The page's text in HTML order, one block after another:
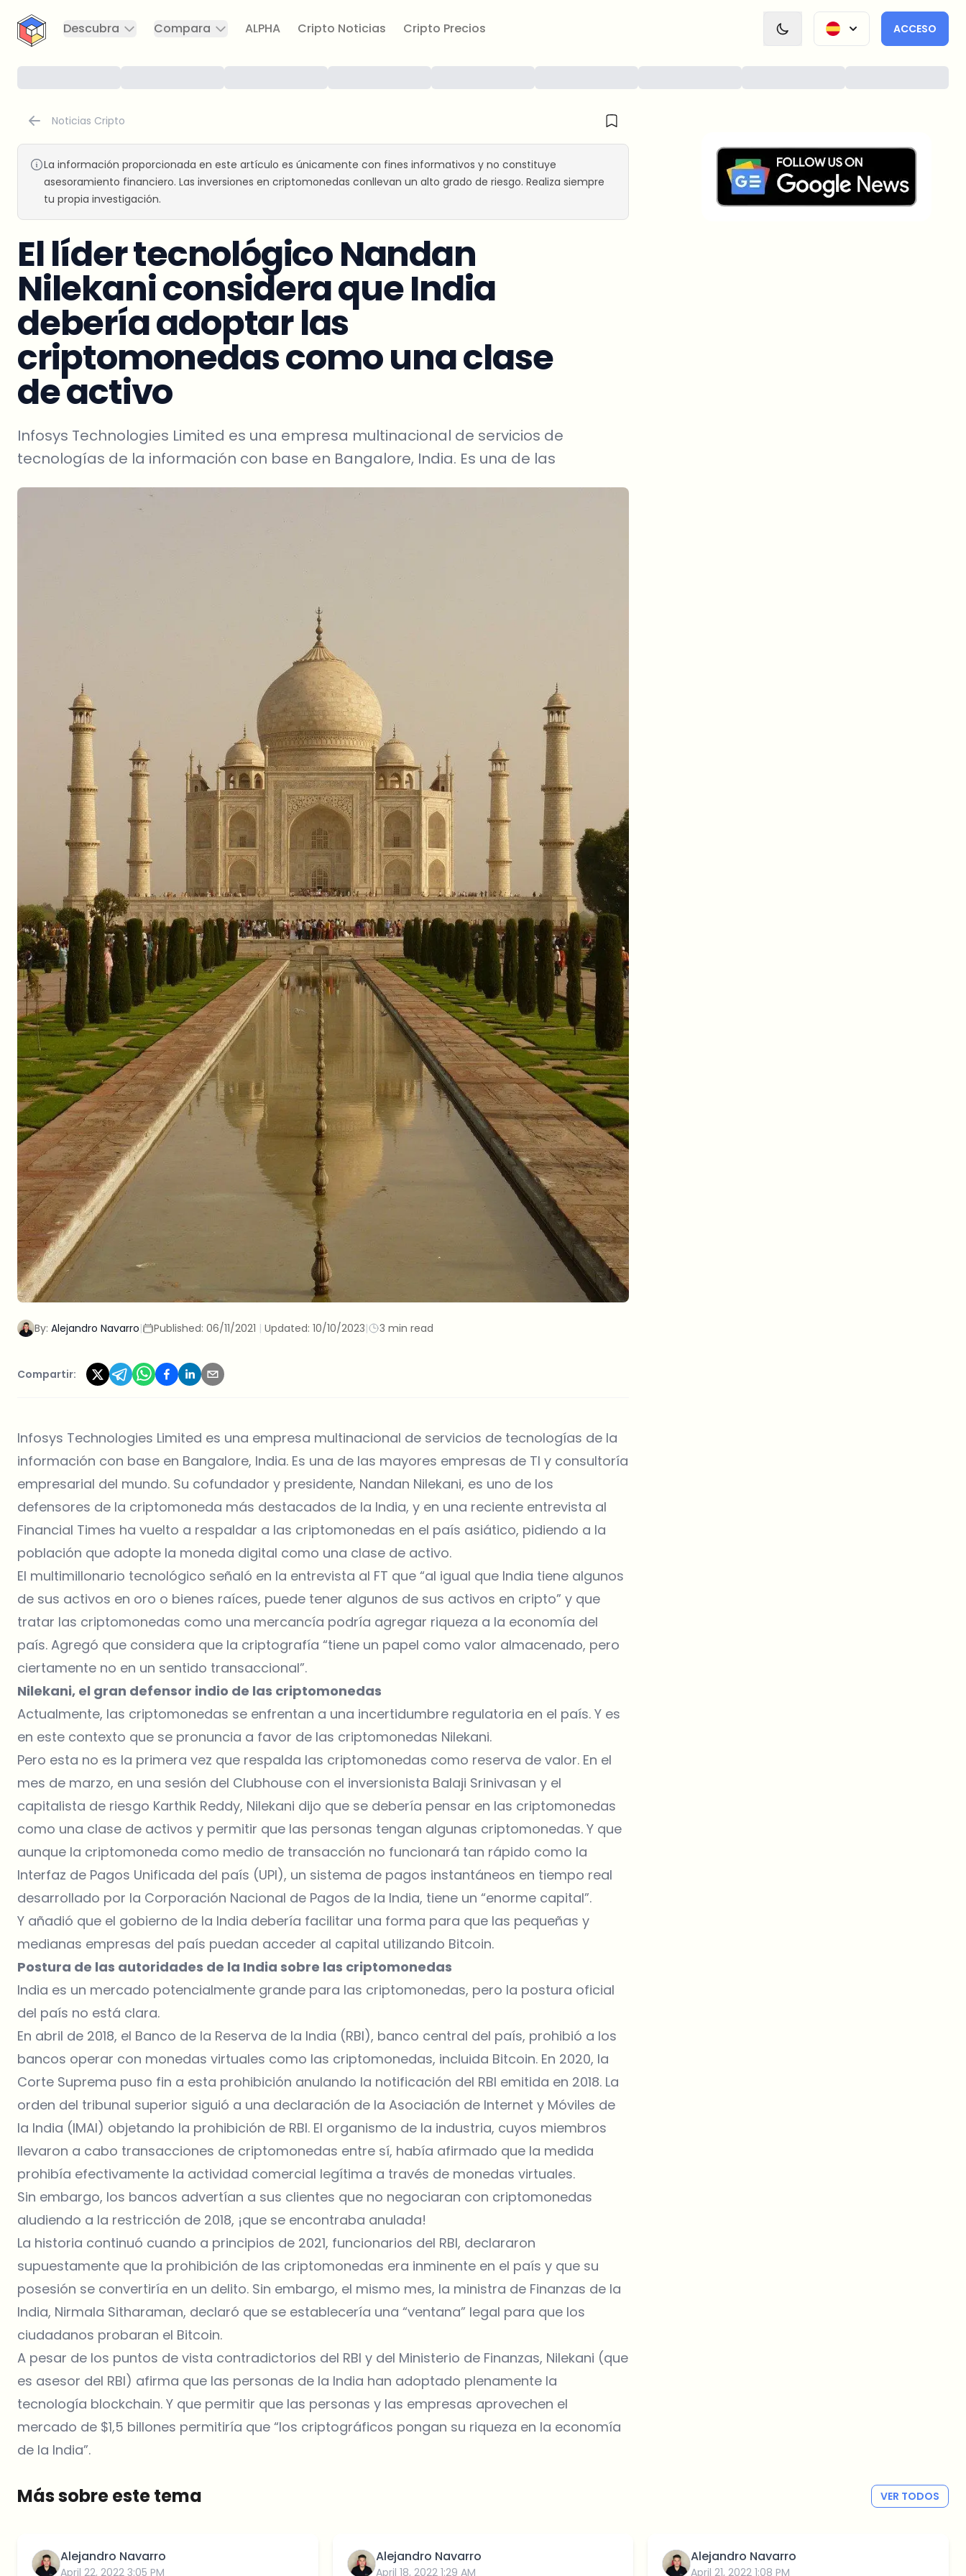
CryptoTicker
Descubra
Compara ALPHA Cripto Noticias Cripto Precios ACCESO
Noticias Cripto
La información proporcionada en este artículo es únicamente con fines informativos y no constituye
asesoramiento financiero. Las inversiones en criptomonedas conllevan un alto grado de riesgo. Realiza siempre
tu propia investigación.
El líder tecnológico Nandan
Nilekani considera que India
debería adoptar las
criptomonedas como una clase
de activo
Infosys Technologies Limited es una empresa multinacional de servicios de
tecnologías de la información con base en Bangalore, India. Es una de las
By: Alejandro Navarro| Published: 06/11/2021 | Updated: 10/10/2023| 3 min read
Compartir:
Infosys Technologies Limited es una empresa multinacional de servicios de tecnologías de la
información con base en Bangalore, India. Es una de las mayores empresas de TI y consultoría
empresarial del mundo. Su cofundador y presidente, Nandan Nilekani, es uno de los
defensores de la criptomoneda más destacados de la India, y en una reciente entrevista al
Financial Times ha vuelto a respaldar a las criptomonedas en el país asiático, pidiendo a la
población que adopte la moneda digital como una clase de activo.
El multimillonario tecnológico señaló en la entrevista al FT que “al igual que India tiene algunos
de sus activos en oro o bienes raíces, puede tener algunos de sus activos en cripto” y que
tratar las criptomonedas como una mercancía podría agregar riqueza a la economía del
país. Agregó que considera que la criptografía “tiene un papel como valor almacenado, pero
ciertamente no en un sentido transaccional”.
Nilekani, el gran defensor indio de las criptomonedas
Actualmente, las criptomonedas se enfrentan a una incertidumbre regulatoria en el país. Y es
en este contexto que se pronuncia a favor de las criptomonedas Nilekani.
Pero esta no es la primera vez que respalda las criptomonedas como reserva de valor. En el
mes de marzo, en una sesión del Clubhouse con el inversionista Balaji Srinivasan y el
capitalista de riesgo Karthik Reddy, Nilekani dijo que se debería pensar en las criptomonedas
como una clase de activos y permitir que las personas tengan algunas criptomonedas. Y que
aunque la criptomoneda como medio de transacción no funcionará tan rápido como la
Interfaz de Pagos Unificada del país (UPI), un sistema de pagos instantáneos en tiempo real
desarrollado por la Corporación Nacional de Pagos de la India, tiene un “enorme capital”.
Y añadió que el gobierno de la India debería facilitar una forma para que las pequeñas y
medianas empresas del país puedan acceder al capital utilizando Bitcoin.
Postura de las autoridades de la India sobre las criptomonedas
India es un mercado potencialmente grande para las criptomonedas, pero la postura oficial
del país no está clara.
En abril de 2018, el Banco de la Reserva de la India (RBI), banco central del país, prohibió a los
bancos operar con monedas virtuales como las criptomonedas, incluida Bitcoin. En 2020, la
Corte Suprema puso fin a esta prohibición anulando la notificación del RBI emitida en 2018. La
orden del tribunal superior siguió a una declaración de la Asociación de Internet y Móviles de
la India (IMAI) objetando la prohibición de RBI. El organismo de la industria, cuyos miembros
llevaron a cabo transacciones de criptomonedas entre sí, había afirmado que la medida
prohibía efectivamente la actividad comercial legítima a través de monedas virtuales.
Sin embargo, los bancos advertían a sus clientes que no negociaran con criptomonedas
aludiendo a la restricción de 2018, ¡que se encontraba anulada!
La historia continuó cuando a principios de 2021, funcionarios del RBI, declararon
supuestamente que la prohibición de las criptomonedas era inminente en el país y que su
posesión se convertiría en un delito. Sin embargo, el mismo mes, la ministra de Finanzas de la
India, Nirmala Sitharaman, declaró que se establecería una “ventana” legal para que los
ciudadanos probaran el Bitcoin.
A pesar de los puntos de vista contradictorios del RBI y del Ministerio de Finanzas, Nilekani (que
es asesor del RBI) afirma que las personas de la India han adoptado plenamente la
tecnología blockchain. Y que permitir que las personas y las empresas aprovechen el
mercado de $1,5 billones permitiría que “los criptográficos pongan su riqueza en la economía
de la India”.
Más sobre este tema VER TODOS
Alejandro Navarro
April 22, 2022 3:05 PM
Alejandro Navarro
April 18, 2022 1:29 AM
Alejandro Navarro
April 21, 2022 1:08 PM